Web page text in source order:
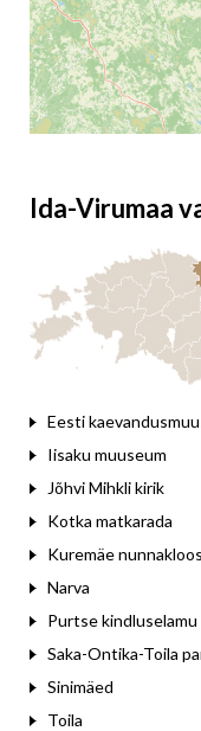
Ida-Virumaa
Eesti
Iisaku muuseum
Jõhvi Mihkli kirik
Kotka matkarada
Kuremäe
Narva
Purtse kindluselamu
Saka-Ontika-Toila
Sinimäed
Toila